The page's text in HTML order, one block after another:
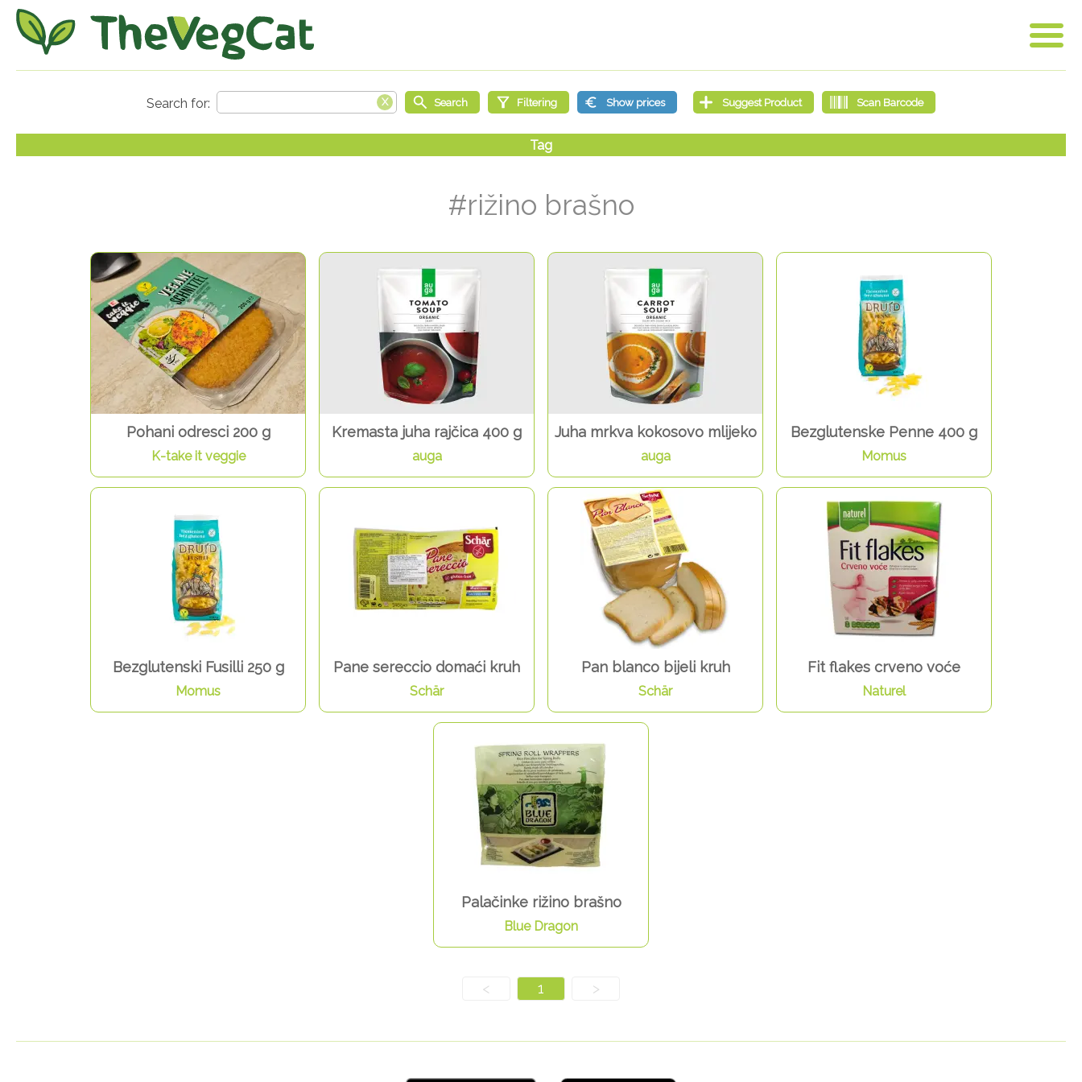
#rižino brašno
Pohani odresci 200 g
K-take it veggie
Kremasta juha rajčica 400 g
auga
Juha mrkva kokosovo mlijeko
auga
Bezglutenske Penne 400 g
Momus
Bezglutenski Fusilli 250 g
Momus
Pane sereccio domaći kruh
Schär
Pan blanco bijeli kruh
Schär
Fit flakes crveno voće
Naturel
Palačinke rižino brašno
Blue Dragon
< 1 >